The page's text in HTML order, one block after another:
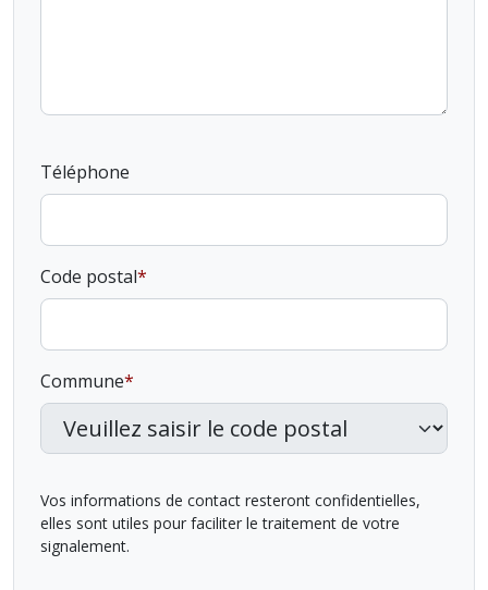
Téléphone
Code postal
Commune
Vos informations de contact resteront confidentielles,
elles sont utiles pour faciliter le traitement de votre
signalement.